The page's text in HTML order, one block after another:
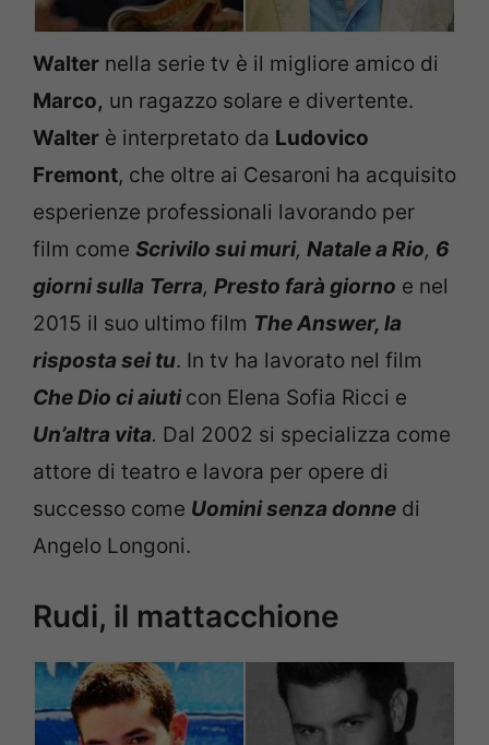
Walter nella serie tv è il migliore amico di
Marco, un ragazzo solare e divertente.
Walter è interpretato da Ludovico
Fremont, che oltre ai Cesaroni ha acquisito
esperienze professionali lavorando per
film come Scrivilo sui muri, Natale a Rio, 6
giorni sulla Terra, Presto farà giorno e nel
2015 il suo ultimo film The Answer, la
risposta sei tu. In tv ha lavorato nel film
Che Dio ci aiuticon Elena Sofia Ricci e
Un’altra vita. Dal 2002 si specializza come
attore di teatro e lavora per opere di
successo come Uomini senza donne di
Angelo Longoni.
Rudi, il mattacchione